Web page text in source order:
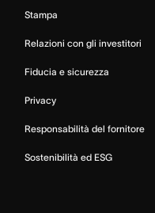
Stampa
Relazioni con gli investitori
Fiducia e sicurezza
Privacy
Responsabilità del fornitore
Sostenibilità ed ESG